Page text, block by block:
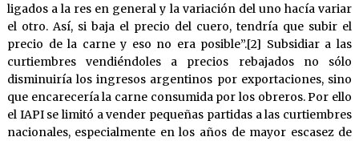
ligados a la res en general y la variación del uno hacía variar
el otro. Así, si baja el precio del cuero, tendría que subir el
precio de la carne y eso no era posible”.[2] Subsidiar a las
curtiembres vendiéndoles a precios rebajados no sólo
disminuiría los ingresos argentinos por exportaciones, sino
que encarecería la carne consumida por los obreros. Por ello
el IAPI se limitó a vender pequeñas partidas a las curtiembres
nacionales, especialmente en los años de mayor escasez de